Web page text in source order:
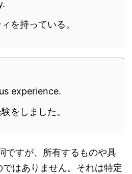
を持っている。
experience.
をしました。
ですが、所有するものや具
はありません。それは特定